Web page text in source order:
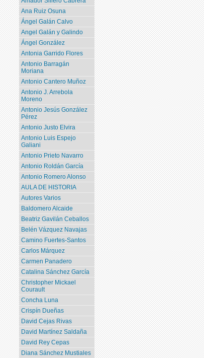
Ana Ruiz Osuna
Ángel Galán Calvo
Angel Galán y Galindo
Ángel González
Antonia Garrido Flores
Antonio Barragán
Moriana
Antonio Cantero Muñoz
Antonio J. Arrebola
Moreno
Antonio Jesús González
Pérez
Antonio Justo Elvira
Antonio Luis Espejo
Galiani
Antonio Prieto Navarro
Antonio Roldán García
Antonio Romero Alonso
AULA DE HISTORIA
Autores Varios
Baldomero Alcaide
Beatriz Gavilán Ceballos
Belén Vázquez Navajas
Camino Fuertes-Santos
Carlos Márquez
Carmen Panadero
Catalina Sánchez García
Christopher Mickael
Courault
Concha Luna
Crispín Dueñas
David Cejas Rivas
David Martínez Saldaña
David Rey Cepas
Diana Sánchez Mustiales